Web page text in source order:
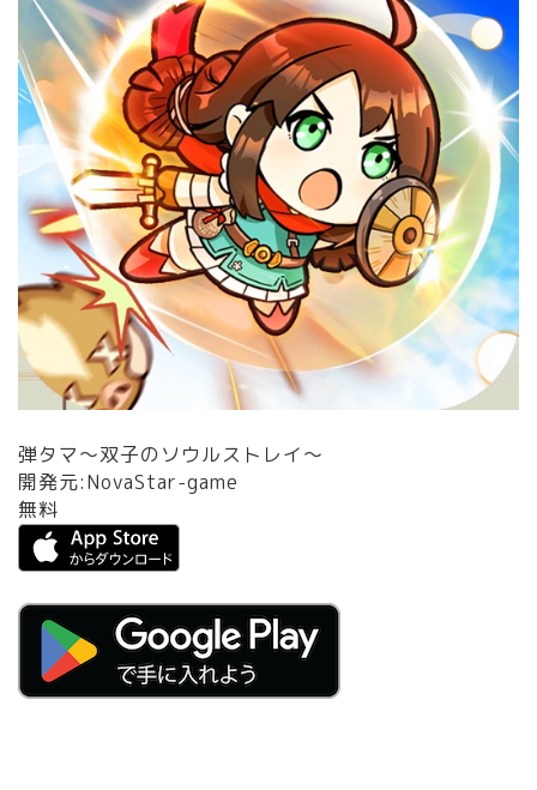
弾タマ～双子のソウルストレイ～
開発元:NovaStar-game
無料